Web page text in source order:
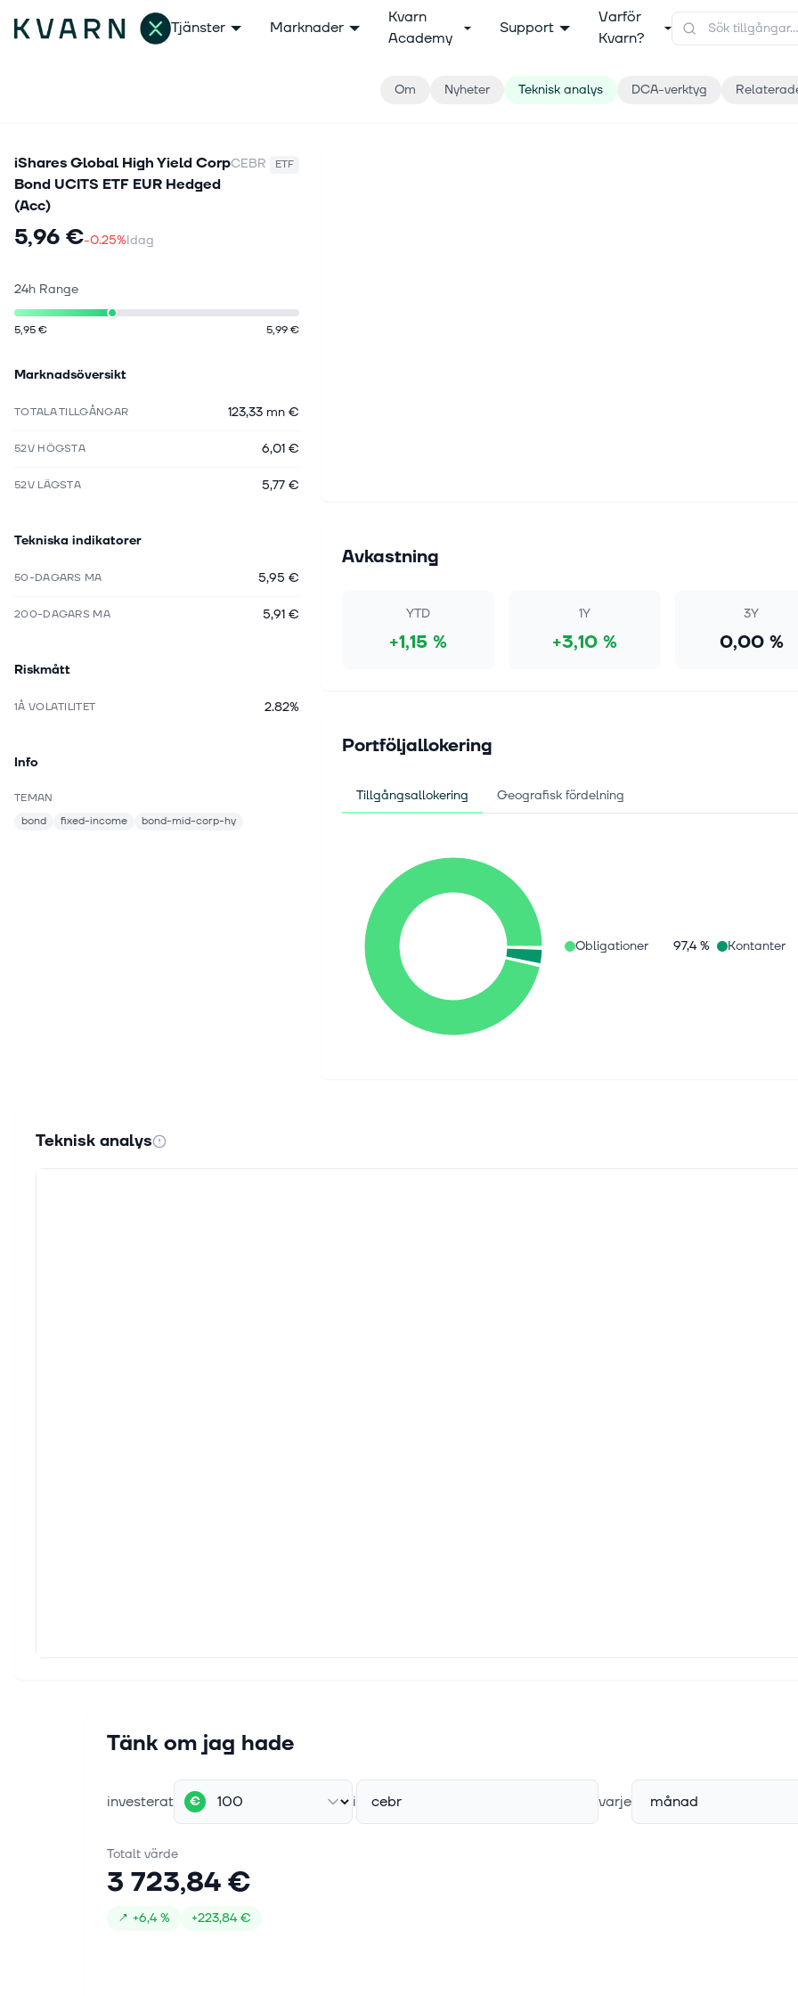
Tjänster Marknader
Kvarn
Academy
Support
Varför
Kvarn?
Om Nyheter Teknisk analys DCA-verktyg
iShares Global High Yield Corp
Bond UCITS ETF EUR Hedged
(Acc)
CEBR ETF
5,96 €-0.25%Idag
24h Range
5,95 € 5,99 €
Marknadsöversikt
TOTALA TILLGÅNGAR 123,33 mn €
52V HÖGSTA 6,01 €
52V LÄGSTA 5,77 €
Tekniska indikatorer
50-DAGARS MA 5,95 €
200-DAGARS MA 5,91 €
Riskmått
1Å VOLATILITET 2.82%
Info
TEMAN
bond
fixed-income bond-mid-corp-hy
Avkastning
YTD
+1,15 %
1Y
+3,10 %
3Y
0,00 %
Portföljallokering
Tillgångsallokering Geografisk fördelning
Obligationer 97,4 % Kontanter
Teknisk analys
Tänk om jag hade
investerat € i cebr varje
Totalt värde
3 723,84 €
↗ +6,4 % +223,84 €